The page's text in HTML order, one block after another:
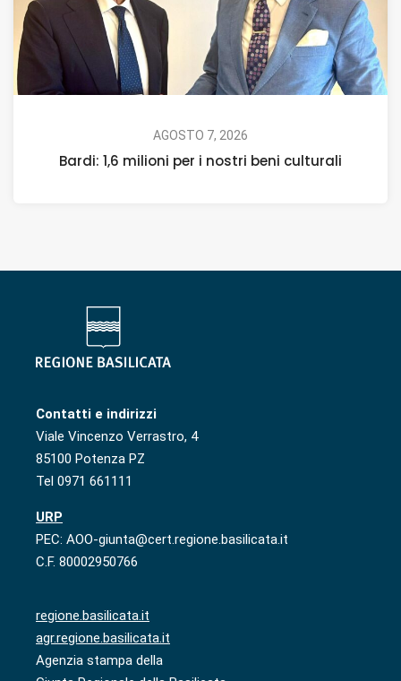
AGOSTO 7, 2026
Bardi: 1,6 milioni per i nostri beni culturali
Contatti e indirizzi
Viale Vincenzo Verrastro, 4
85100 Potenza PZ
Tel 0971 661111
URP
PEC: AOO-giunta@cert.regione.basilicata.it
C.F. 80002950766
regione.basilicata.it
agr.regione.basilicata.it
Agenzia stampa della